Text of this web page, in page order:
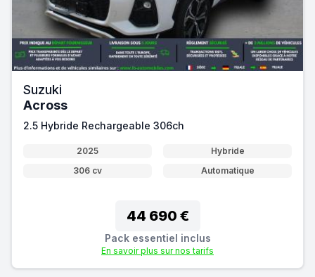
Suzuki
Across
2.5 Hybride Rechargeable 306ch
2025
Hybride
306 cv
Automatique
44 690 €
Pack essentiel inclus
En savoir plus sur nos tarifs